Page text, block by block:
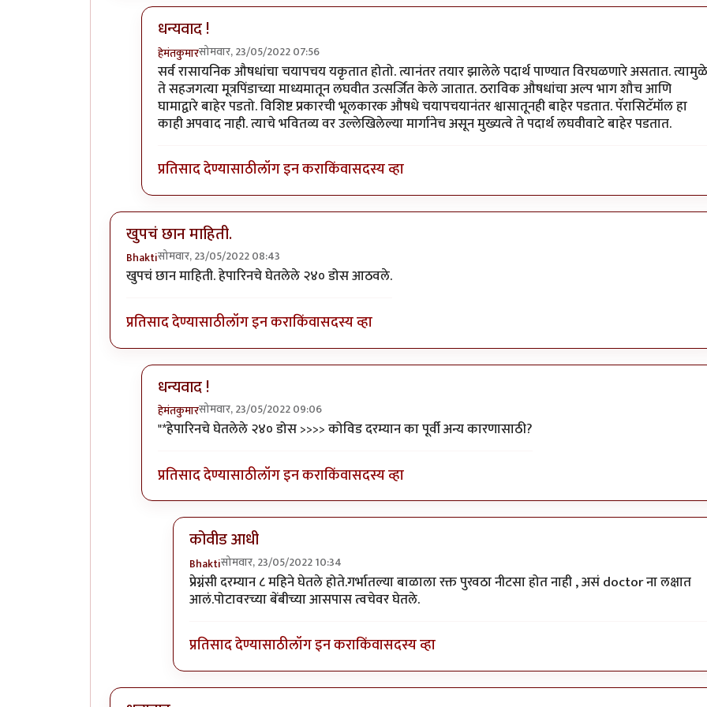
धन्यवाद !
हेमंतकुमारसोमवार, 23/05/2022 07:56
In reply toछान लेखbyनगरी
सर्व रासायनिक औषधांचा चयापचय यकृतात होतो. त्यानंतर तयार झालेले पदार्थ पाण्यात विरघळणारे असतात. त्यामुळे
ते सहजगत्या मूत्रपिंडाच्या माध्यमातून लघवीत उत्सर्जित केले जातात. ठराविक औषधांचा अल्प भाग शौच आणि
घामाद्वारे बाहेर पडतो. विशिष्ट प्रकारची भूलकारक औषधे चयापचयानंतर श्वासातूनही बाहेर पडतात. पॅरासिटॅमॉल हा
काही अपवाद नाही. त्याचे भवितव्य वर उल्लेखिलेल्या मार्गानेच असून मुख्यत्वे ते पदार्थ लघवीवाटे बाहेर पडतात.
प्रतिसाद देण्यासाठीलॉग इन कराकिंवासदस्य व्हा
खुपचं छान माहिती.
Bhaktiसोमवार, 23/05/2022 08:43
खुपचं छान माहिती. हेपारिनचे घेतलेले २४० डोस आठवले.
प्रतिसाद देण्यासाठीलॉग इन कराकिंवासदस्य व्हा
धन्यवाद !
हेमंतकुमारसोमवार, 23/05/2022 09:06
In reply toखुपचं छान माहिती.byBhakti
"*हेपारिनचे घेतलेले २४० डोस >>>> कोविड दरम्यान का पूर्वी अन्य कारणासाठी?
प्रतिसाद देण्यासाठीलॉग इन कराकिंवासदस्य व्हा
कोवीड आधी
Bhaktiसोमवार, 23/05/2022 10:34
In reply toधन्यवाद !byहेमंतकुमार
प्रेग्नंसी दरम्यान ८ महिने घेतले होते.गर्भातल्या बाळाला रक्त पुरवठा नीटसा होत नाही , असं doctor ना लक्षात
आलं.पोटावरच्या बेंबीच्या आसपास त्वचेवर घेतले.
प्रतिसाद देण्यासाठीलॉग इन कराकिंवासदस्य व्हा